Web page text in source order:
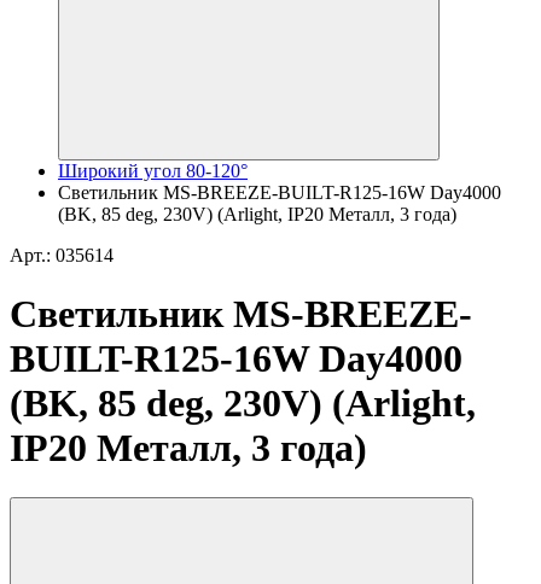
Широкий угол 80-120°
Светильник MS-BREEZE-BUILT-R125-16W Day4000
(BK, 85 deg, 230V) (Arlight, IP20 Металл, 3 года)
Арт.: 035614
Светильник MS-BREEZE-
BUILT-R125-16W Day4000
(BK, 85 deg, 230V) (Arlight,
IP20 Металл, 3 года)